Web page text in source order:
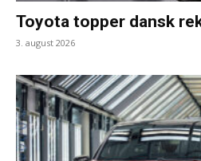
Toyota topper dansk
3. august 2026